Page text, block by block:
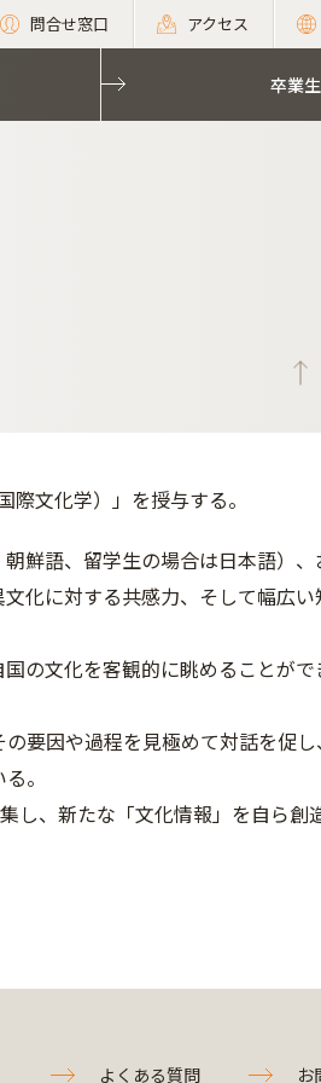
問合せ窓口 アクセス
卒業
文化学）」を授与する。
鮮語、留学生の場合は日本語）
化に対する共感力、そして幅広
の文化を客観的に眺めることがで
要因や過程を見極めて対話を促
。
し、新たな「文化情報」を自ら創
よくある質問 お